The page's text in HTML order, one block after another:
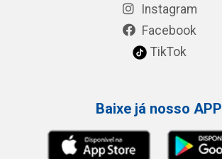
Instagram
Facebook
TikTok
Baixe já nosso APP